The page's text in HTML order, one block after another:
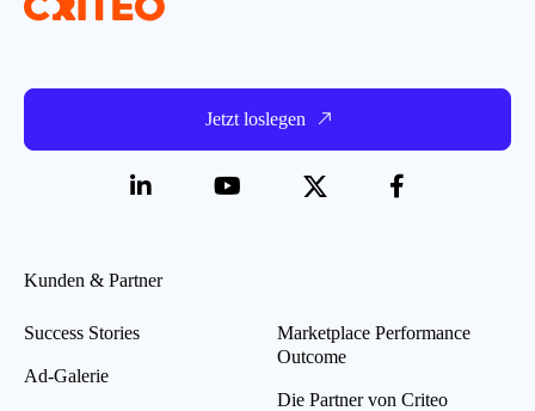
Jetzt loslegen
Kunden & Partner
Success Stories
Ad-Galerie
Marketplace Performance
Outcome
Die Partner von Criteo